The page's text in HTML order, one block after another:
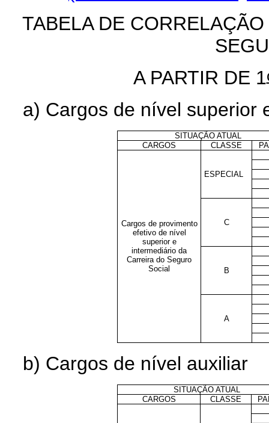
TABELA DE
A PARTIR DE 1
a) Cargos de nível superior
SITUAÇÃO ATUAL
CARGOS
CLASSE
Cargos de provimento
efetivo de nível
superior e
intermediário da
Carreira do Seguro
Social
ESPECIAL
C
B
A
b) Cargos de nível auxiliar
SITUAÇÃO ATUAL
CARGOS
CLASSE